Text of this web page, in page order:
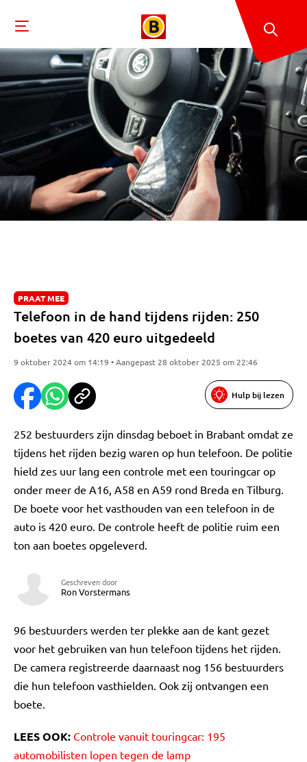
PRAAT MEE
Telefoon in de hand tijdens rijden: 250
boetes van 420 euro uitgedeeld
9 oktober 2024 om 14:19 • Aangepast 28 oktober 2025 om 22:46
Hulp bij lezen
252 bestuurders zijn dinsdag beboet in Brabant omdat ze
tijdens het rijden bezig waren op hun telefoon. De politie
hield zes uur lang een controle met een touringcar op
onder meer de A16, A58 en A59 rond Breda en Tilburg.
De boete voor het vasthouden van een telefoon in de
auto is 420 euro. De controle heeft de politie ruim een
ton aan boetes opgeleverd.
Geschreven door
Ron Vorstermans
96 bestuurders werden ter plekke aan de kant gezet
voor het gebruiken van hun telefoon tijdens het rijden.
De camera registreerde daarnaast nog 156 bestuurders
die hun telefoon vasthielden. Ook zij ontvangen een
boete.
LEES OOK: Controle vanuit touringcar: 195
automobilisten lopen tegen de lamp